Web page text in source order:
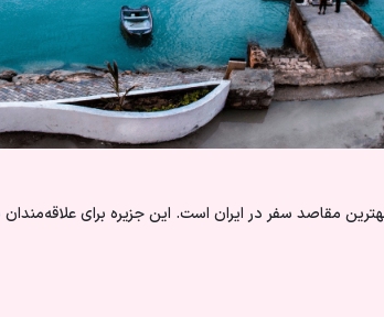
مقاصد سفر در ایران است. این جزیره برای